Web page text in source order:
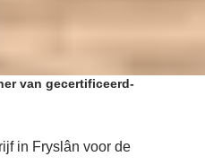
van gecertificeerd-
in Fryslân voor de